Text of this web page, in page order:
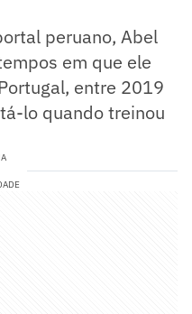
peruano, Abel
em que ele
entre 2019
lo quando treinou